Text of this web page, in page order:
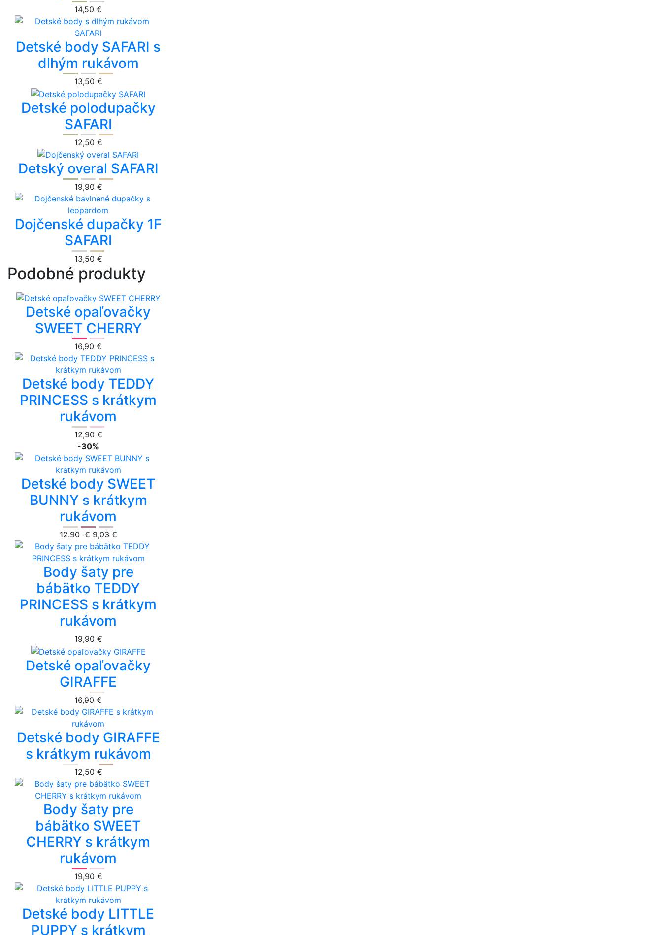
14,50 €
Detské body SAFARI s
dlhým rukávom
13,50 €
Detské polodupačky
SAFARI
12,50 €
Detský overal SAFARI
19,90 €
Dojčenské dupačky 1F
SAFARI
13,50 €
Podobné produkty
Detské opaľovačky
SWEET CHERRY
16,90 €
Detské body TEDDY
PRINCESS s krátkym
rukávom
12,90 €
-30%
Detské body SWEET
BUNNY s krátkym
rukávom
12.90 € 9,03 €
Body šaty pre
bábätko TEDDY
PRINCESS s krátkym
rukávom
19,90 €
Detské opaľovačky
GIRAFFE
16,90 €
Detské body GIRAFFE
s krátkym rukávom
12,50 €
Body šaty pre
bábätko SWEET
CHERRY s krátkym
rukávom
19,90 €
Detské body LITTLE
PUPPY s krátkym